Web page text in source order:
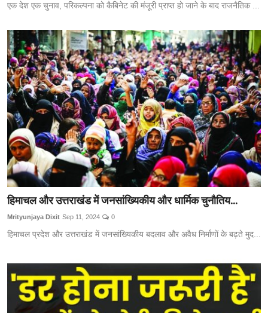
एक देश एक चुनाव, परिकल्पना को कैबिनेट की मंजूरी प्राप्त हो जाने के बाद राजनैतिक ...
हिमाचल और उत्तराखंड में जनसांख्यिकीय और धार्मिक चुनौतिय...
Mrityunjaya Dixit Sep 11, 2024 0
हिमाचल प्रदेश और उत्तराखंड में जनसांख्यिकीय बदलाव और अवैध निर्माणों के बढ़ते मुद...